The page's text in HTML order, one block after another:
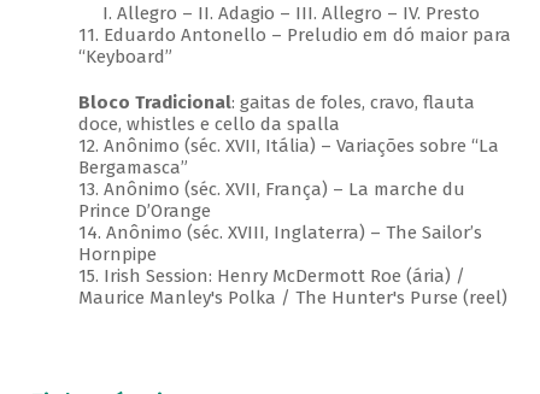
I. Allegro – II. Adagio – III. Allegro – IV. Presto
11. Eduardo Antonello – Preludio em dó maior para
“Keyboard”
Bloco Tradicional: gaitas de foles, cravo, flauta
doce, whistles e cello da spalla
12. Anônimo (séc. XVII, Itália) – Variações sobre “La
Bergamasca”
13. Anônimo (séc. XVII, França) – La marche du
Prince D’Orange
14. Anônimo (séc. XVIII, Inglaterra) – The Sailor’s
Hornpipe
15. Irish Session: Henry McDermott Roe (ária) /
Maurice Manley's Polka / The Hunter's Purse (reel)